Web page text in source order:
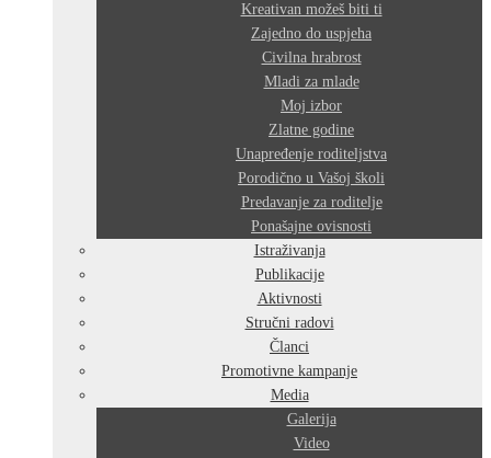
Kreativan možeš biti ti
Zajedno do uspjeha
Civilna hrabrost
Mladi za mlade
Moj izbor
Zlatne godine
Unapređenje roditeljstva
Porodično u Vašoj školi
Predavanje za roditelje
Ponašajne ovisnosti
Istraživanja
Publikacije
Aktivnosti
Stručni radovi
Članci
Promotivne kampanje
Media
Galerija
Video